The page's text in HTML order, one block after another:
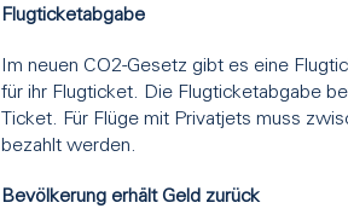
Flugticketabgabe
Im neuen CO2-Gesetz gibt es eine
für ihr Flugticket. Die Flugticketabgabe
Ticket. Für Flüge mit Privatjets muss
bezahlt werden.
Bevölkerung erhält Geld zurück